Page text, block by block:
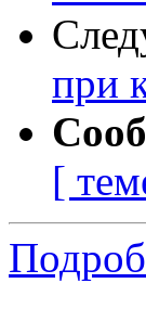
при
[